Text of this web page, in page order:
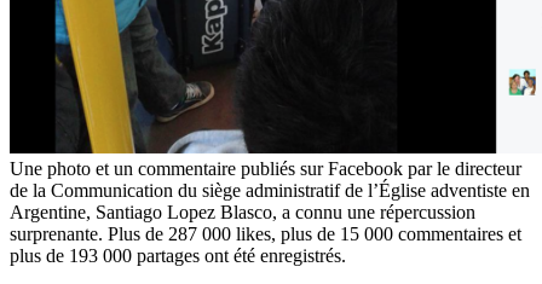
Une photo et un commentaire publiés sur Facebook par le directeur
de la Communication du siège administratif de l’Église adventiste en
Argentine, Santiago Lopez Blasco, a connu une répercussion
surprenante. Plus de 287 000 likes, plus de 15 000 commentaires et
plus de 193 000 partages ont été enregistrés.